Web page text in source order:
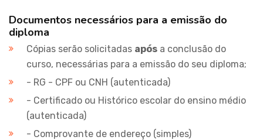
Documentos necessários para a emissão do
diploma
Cópias serão solicitadas após a conclusão do
curso, necessárias para a emissão do seu diploma;
- RG - CPF ou CNH (autenticada)
- Certificado ou Histórico escolar do ensino médio
(autenticada)
- Comprovante de endereço (simples)